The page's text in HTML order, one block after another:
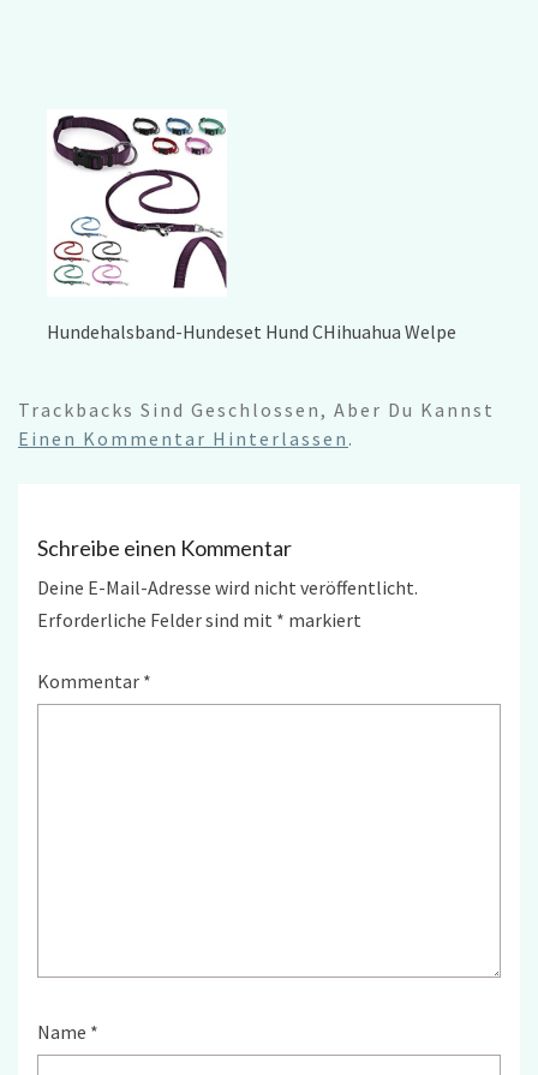
Hundehalsband-Hundeset Hund CHihuahua Welpe
Trackbacks Sind Geschlossen, Aber Du Kannst
Einen Kommentar Hinterlassen .
Schreibe einen Kommentar
Deine E-Mail-Adresse wird nicht veröffentlicht.
Erforderliche Felder sind mit * markiert
Kommentar *
Name *